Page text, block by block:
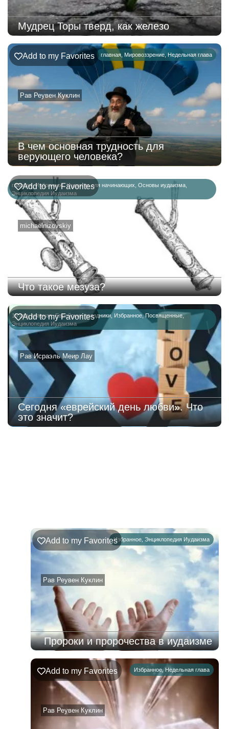
Мудрец Торы тверд, как железо
главная Мировоззрение Недельная глава
Рав Реувен Куклин
Add to my Favorites
В чем основная трудность для
верующего человека?
главная,Избранное,Иудаизм для начинающих Основы иудаизма
Энциклопедия Иудаизма
michaelnizovskiy
Add to my Favorites
Что такое мезуза?
15 ава,главная,Еврейские праздники, Избранное,Посвященные,
Энциклопедия Иудаизма
Рав Исраэль Меир Лау
Add to my Favorites
Сегодня «еврейский день любви». Что
это значит?
Шофтим
09.08.2026
15.08.2026
Избранное Энциклопедия Иудаизма
Рав Реувен Куклин
Add to my Favorites
Пророки и пророчества в иудаизме
Избранное, Недельная глава
Рав Реувен Куклин
Add to my Favorites